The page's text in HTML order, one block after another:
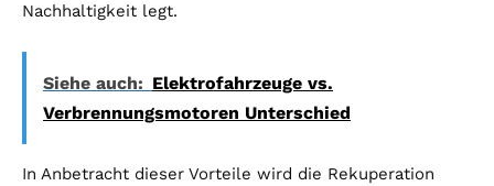
Nachhaltigkeit legt.
Siehe auch: Elektrofahrzeuge vs.
Verbrennungsmotoren Unterschied
In Anbetracht dieser Vorteile wird die Rekuperation